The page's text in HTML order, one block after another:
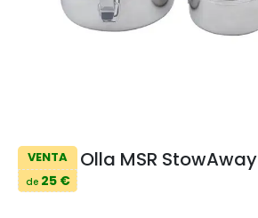
VENTA
de25 €
Olla MSR StowAway